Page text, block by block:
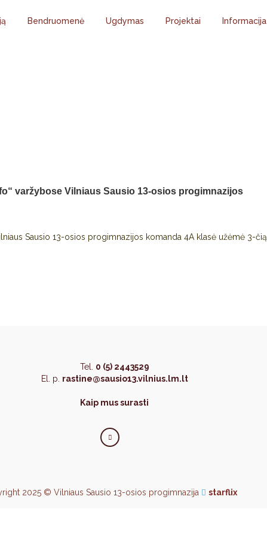
Bendruomenė Ugdymas Projektai Informacija
varžybose Vilniaus Sausio 13-osios progimnazijos
Sausio 13-osios progimnazijos komanda 4A klasė užėmė 3-čią
Tel. 0 (5) 2443529
El. p. rastine@sausio13.vilnius.lm.lt
Kaip mus surasti
2025 © Vilniaus Sausio 13-osios progimnazija starflix